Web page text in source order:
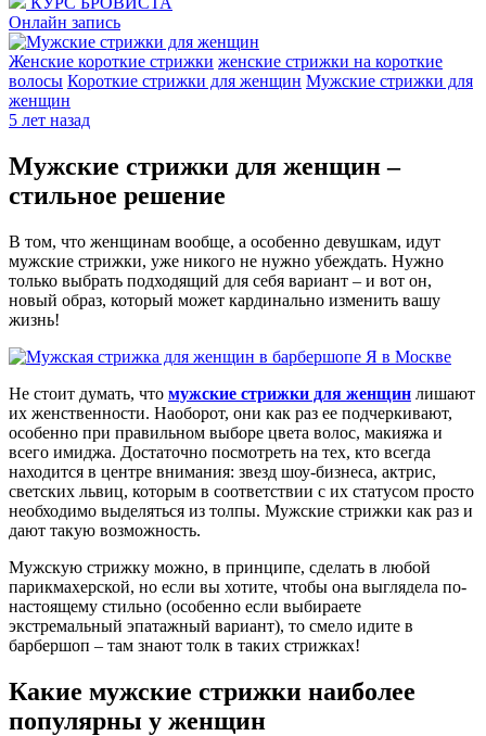
Онлайн запись
Женские короткие стрижки женские стрижки на короткие
волосы Короткие стрижки для женщин Мужские стрижки для
женщин
5 лет назад
Мужские стрижки для женщин –
стильное решение
В том, что женщинам вообще, а особенно девушкам, идут
мужские стрижки, уже никого не нужно убеждать. Нужно
только выбрать подходящий для себя вариант – и вот он,
новый образ, который может кардинально изменить вашу
жизнь!
Не стоит думать, что мужские стрижки для женщин лишают
их женственности. Наоборот, они как раз ее подчеркивают,
особенно при правильном выборе цвета волос, макияжа и
всего имиджа. Достаточно посмотреть на тех, кто всегда
находится в центре внимания: звезд шоу-бизнеса, актрис,
светских львиц, которым в соответствии с их статусом просто
необходимо выделяться из толпы. Мужские стрижки как раз и
дают такую возможность.
Мужскую стрижку можно, в принципе, сделать в любой
парикмахерской, но если вы хотите, чтобы она выглядела по-
настоящему стильно (особенно если выбираете
экстремальный эпатажный вариант), то смело идите в
барбершоп – там знают толк в таких стрижках!
Какие мужские стрижки наиболее
популярны у женщин